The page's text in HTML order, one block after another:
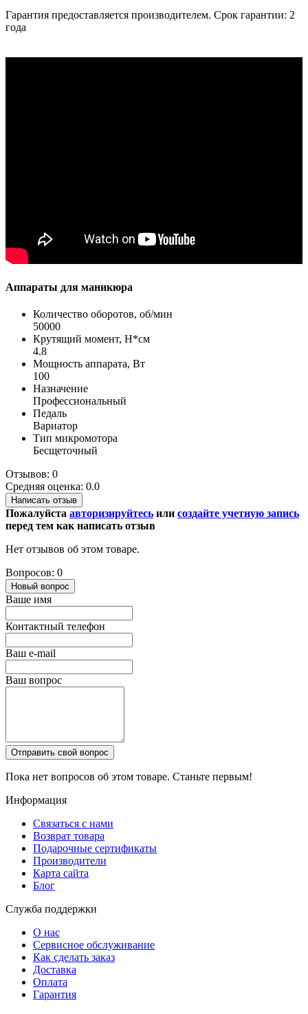
Гарантия предоставляется производителем. Срок гарантии: 2
года
Аппараты для маникюра
Количество оборотов, об/мин
50000
Крутящий момент, Н*см
4.8
Мощность аппарата, Вт
100
Назначение
Профессиональный
Педаль
Вариатор
Тип микромотора
Бесщеточный
Отзывов: 0
Средняя оценка: 0.0
Написать отзыв
Пожалуйста авторизируйтесь или создайте учетную запись
перед тем как написать отзыв
Нет отзывов об этом товаре.
Вопросов: 0
Новый вопрос
Ваше имя
Контактный телефон
Ваш e-mail
Ваш вопрос
Отправить свой вопрос
Пока нет вопросов об этом товаре. Станьте первым!
Информация
Связаться с нами
Возврат товара
Подарочные сертификаты
Производители
Карта сайта
Блог
Служба поддержки
О нас
Сервисное обслуживание
Как сделать заказ
Доставка
Оплата
Гарантия